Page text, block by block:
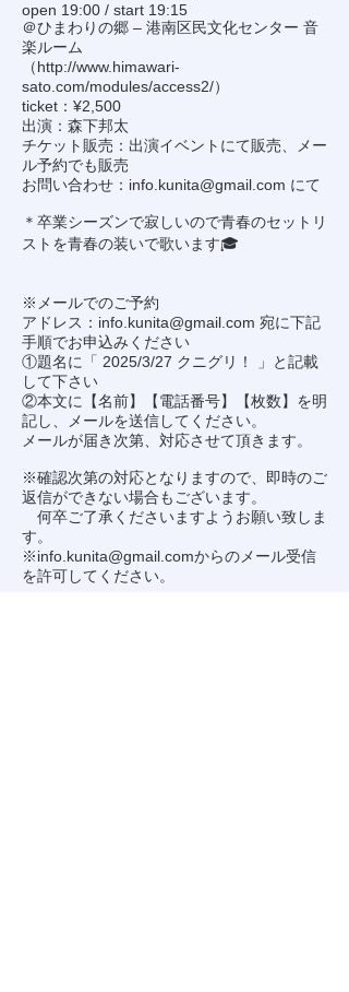
open 19:00 / start 19:15
＠ひまわりの郷 – 港南区民文化センター 音
楽ルーム
（http://www.himawari-
sato.com/modules/access2/）
ticket：¥2,500
出演：森下邦太
チケット販売：出演イベントにて販売、メー
ル予約でも販売
お問い合わせ： info.kunita@gmail.com にて
＊卒業シーズンで寂しいので青春のセットリ
ストを青春の装いで歌います🎓️
※メールでのご予約
アドレス： info.kunita@gmail.com 宛に下記
手順でお申込みください
①題名に「 2025/3/27 クニグリ！ 」と記載
して下さい
②本文に【名前】【電話番号】【枚数】を明
記し、メールを送信してください。
メールが届き次第、対応させて頂きます。
※確認次第の対応となりますので、即時のご
返信ができない場合もございます。
何卒ご了承くださいますようお願い致しま
す。
※info.kunita@gmail.comからのメール受信
を許可してください。